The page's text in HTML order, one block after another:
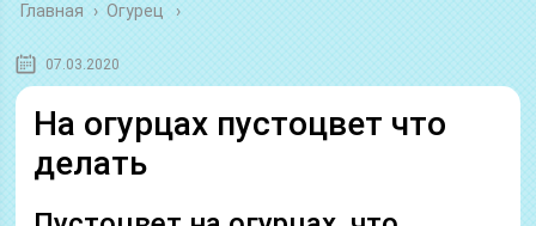
Главная › Огурец
07.03.2020
На огурцах пустоцвет что
делать